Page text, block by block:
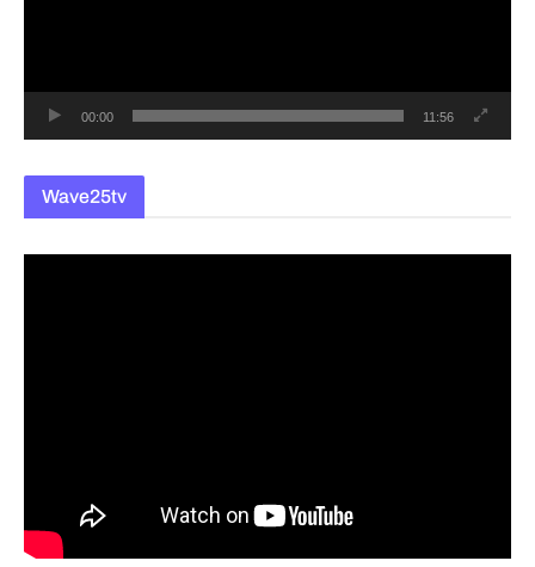
00:00 11:56
Wave25tv